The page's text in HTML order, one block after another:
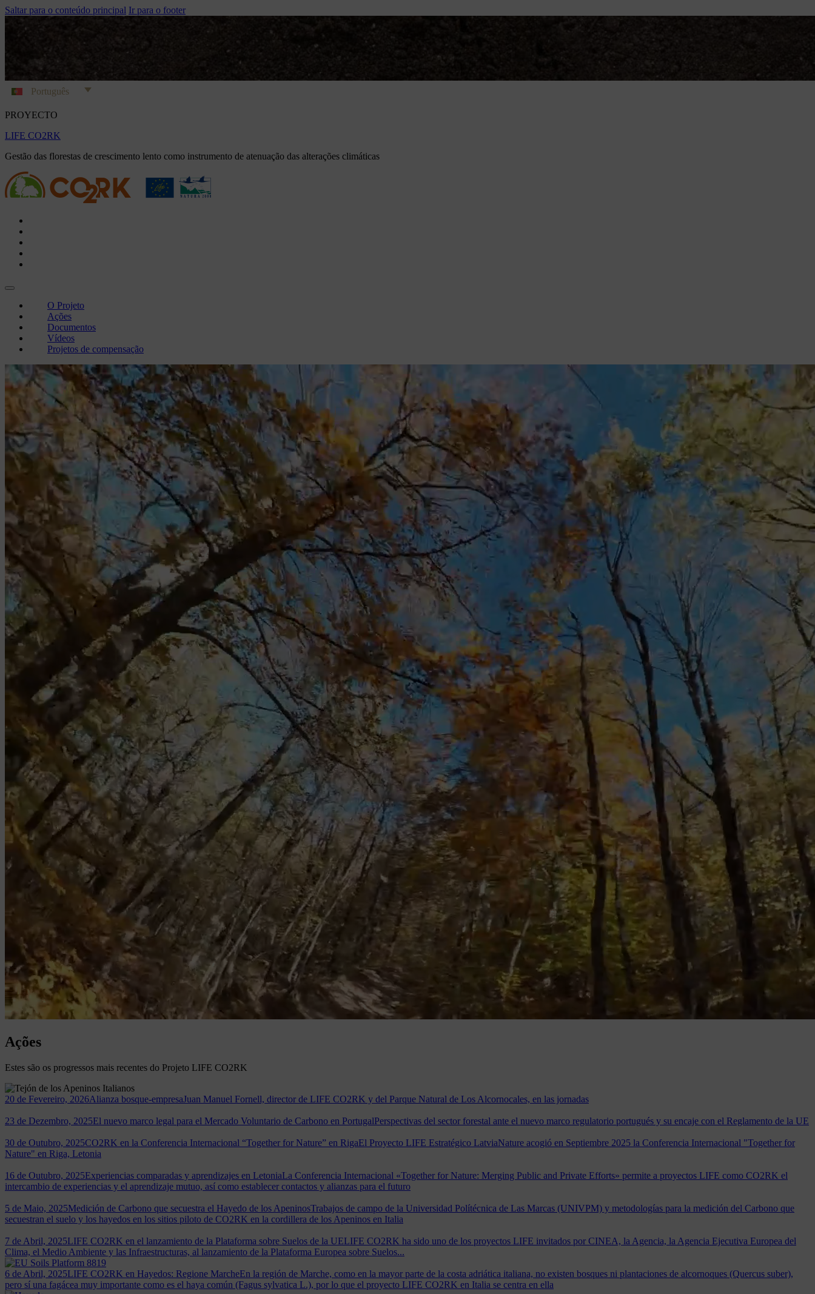
Saltar para o conteúdo principal Ir para o footer
Português
PROYECTO
LIFE CO2RK
Gestão das florestas de crescimento lento como instrumento de atenuação das alterações climáticas
O Projeto
Ações
Documentos
Vídeos
Projetos de compensação
Ações
Estes são os progressos mais recentes do Projeto LIFE CO2RK
20 de Fevereiro, 2026Alianza bosque-empresaJuan Manuel Fornell, director de LIFE CO2RK y del Parque Natural de Los Alcornocales, en las jornadas
23 de Dezembro, 2025El nuevo marco legal para el Mercado Voluntario de Carbono en PortugalPerspectivas del sector forestal ante el nuevo marco regulatorio portugués y su encaje con el Reglamento de la UE
30 de Outubro, 2025CO2RK en la Conferencia Internacional “Together for Nature” en RigaEl Proyecto LIFE Estratégico LatviaNature acogió en Septiembre 2025 la Conferencia Internacional "Together for
Nature" en Riga, Letonia
16 de Outubro, 2025Experiencias comparadas y aprendizajes en LetoniaLa Conferencia Internacional «Together for Nature: Merging Public and Private Efforts» permite a proyectos LIFE como CO2RK el
intercambio de experiencias y el aprendizaje mutuo, así como establecer contactos y alianzas para el futuro
5 de Maio, 2025Medición de Carbono que secuestra el Hayedo de los ApeninosTrabajos de campo de la Universidad Polítécnica de Las Marcas (UNIVPM) y metodologías para la medición del Carbono que
secuestran el suelo y los hayedos en los sitios piloto de CO2RK en la cordillera de los Apeninos en Italia
7 de Abril, 2025LIFE CO2RK en el lanzamiento de la Plataforma sobre Suelos de la UELIFE CO2RK ha sido uno de los proyectos LIFE invitados por CINEA, la Agencia, la Agencia Ejecutiva Europea del
Clima, el Medio Ambiente y las Infraestructuras, al lanzamiento de la Plataforma Europea sobre Suelos...
6 de Abril, 2025LIFE CO2RK en Hayedos: Regione MarcheEn la región de Marche, como en la mayor parte de la costa adriática italiana, no existen bosques ni plantaciones de alcornoques (Quercus suber),
pero sí una fagácea muy importante como es el haya común (Fagus sylvatica L.), por lo que el proyecto LIFE CO2RK en Italia se centra en ella